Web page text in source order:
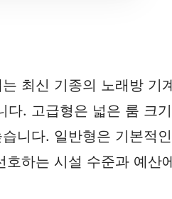
최신 기종의 노래방 기
. 고급형은 넓은 룸 크
니다. 일반형은 기본적
하는 시설 수준과 예산